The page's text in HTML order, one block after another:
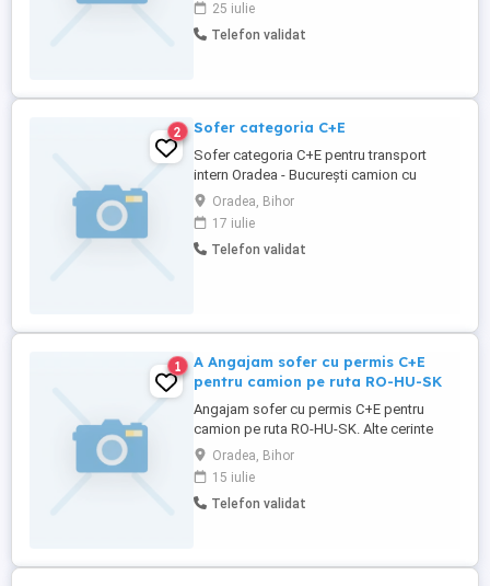
25 iulie
Telefon validat
2 Sofer categoria C+E
Sofer categoria C+E pentru transport
intern Oradea - București camion cu
prelata
Oradea, Bihor
17 iulie
Telefon validat
1
A Angajam sofer cu permis C+E
pentru camion pe ruta RO-HU-SK
Angajam sofer cu permis C+E pentru
camion pe ruta RO-HU-SK. Alte cerinte
card tahograf si atestat. Mai multe
informatii la tel.
Oradea, Bihor
15 iulie
Telefon validat